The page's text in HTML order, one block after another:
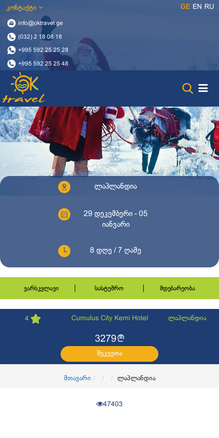
კონტაქტი
info@oktravel.ge
(032) 2 18 08 18
+995 592 25 25 28
+995 592 25 25 48
GE EN RU
ლაპლანდია
29 დეკემბერი - 05
იანვარი
8 დღე / 7 ღამე
ვარსკვლავი სასტუმრო მდებარეობა
4 Cumulus City Kemi Hotel ლაპლანდია
3279l
შეკვეთა
მთავარი ლაპლანდია
47403